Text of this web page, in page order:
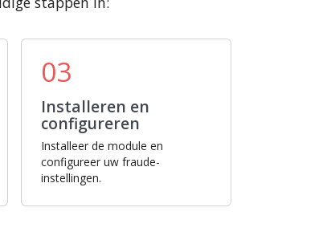
03
Installeren en
configureren
Installeer de module en
configureer uw fraude-
instellingen.